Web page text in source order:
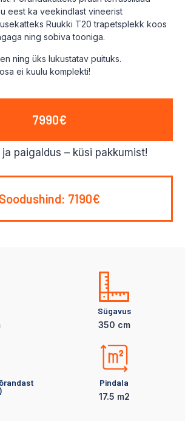
eest ka veekindlast vineerist
Ruukki T20 trapetsplekk koos
ning sobiva tooniga.
ning üks lukustatav puituks.
ei kuulu komplekti!
7990€
paigaldus – küsi pakkumist!
Soodushind: 7190€
Sügavus
350 cm
Pindala
17.5 m2